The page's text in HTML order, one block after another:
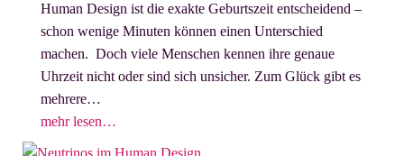
Human Design ist die exakte Geburtszeit entscheidend –
schon wenige Minuten können einen Unterschied
machen. Doch viele Menschen kennen ihre genaue
Uhrzeit nicht oder sind sich unsicher. Zum Glück gibt es
mehrere…
mehr lesen…